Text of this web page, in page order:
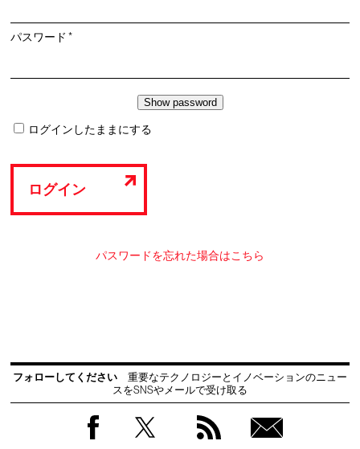
パスワード*必
ログインしたままにする
ログイン
パスワードを忘れた場合はこちら
フォローしてください
重要なテクノロジーとイノベーションのニュー
スをSNSやメールで受け取る